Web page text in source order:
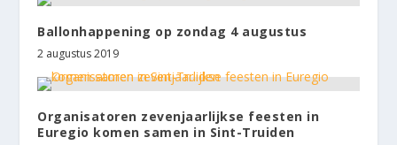
Ballonhappening op zondag 4 augustus
2 augustus 2019
Organisatoren zevenjaarlijkse feesten in
Euregio komen samen in Sint-Truiden